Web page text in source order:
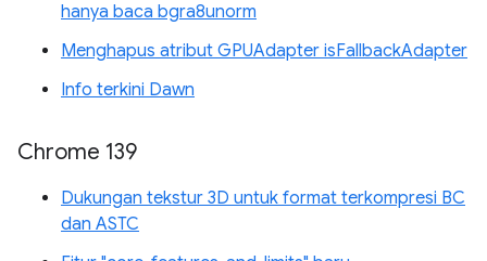
hanya baca bgra8unorm
Menghapus atribut GPUAdapter isFallbackAdapter
Info terkini Dawn
Chrome 139
Dukungan tekstur 3D untuk format terkompresi BC
dan ASTC